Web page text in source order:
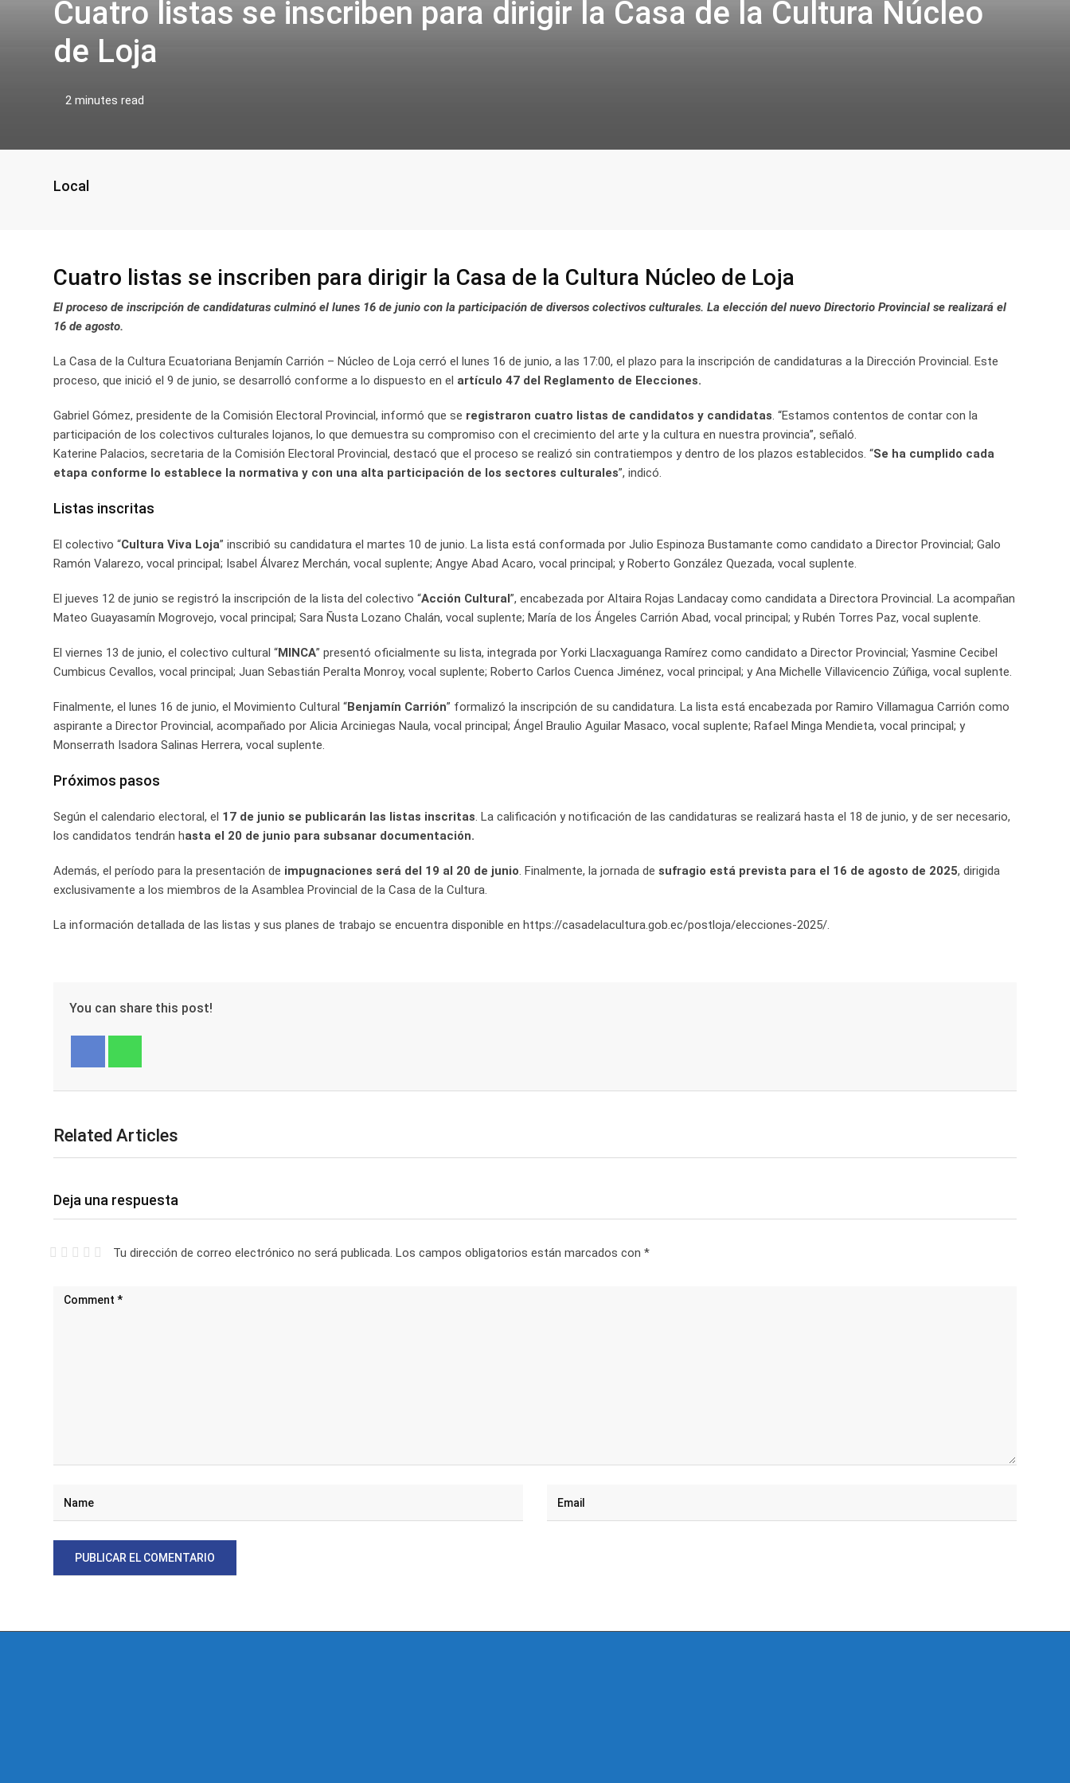
Cuatro listas se inscriben para dirigir la Casa de la Cultura Núcleo
de Loja
2 minutes read
Local
Cuatro listas se inscriben para dirigir la Casa de la Cultura Núcleo de Loja
El proceso de inscripción de candidaturas culminó el lunes 16 de junio con la participación de diversos colectivos culturales. La elección del nuevo Directorio Provincial se realizará el
16 de agosto.
La Casa de la Cultura Ecuatoriana Benjamín Carrión – Núcleo de Loja cerró el lunes 16 de junio, a las 17:00, el plazo para la inscripción de candidaturas a la Dirección Provincial. Este
proceso, que inició el 9 de junio, se desarrolló conforme a lo dispuesto en el artículo 47 del Reglamento de Elecciones.
Gabriel Gómez, presidente de la Comisión Electoral Provincial, informó que se registraron cuatro listas de candidatos y candidatas. “Estamos contentos de contar con la
participación de los colectivos culturales lojanos, lo que demuestra su compromiso con el crecimiento del arte y la cultura en nuestra provincia”, señaló.
Katerine Palacios, secretaria de la Comisión Electoral Provincial, destacó que el proceso se realizó sin contratiempos y dentro de los plazos establecidos. “Se ha cumplido cada
etapa conforme lo establece la normativa y con una alta participación de los sectores culturales”, indicó.
Listas inscritas
El colectivo “Cultura Viva Loja” inscribió su candidatura el martes 10 de junio. La lista está conformada por Julio Espinoza Bustamante como candidato a Director Provincial; Galo
Ramón Valarezo, vocal principal; Isabel Álvarez Merchán, vocal suplente; Angye Abad Acaro, vocal principal; y Roberto González Quezada, vocal suplente.
El jueves 12 de junio se registró la inscripción de la lista del colectivo “Acción Cultural”, encabezada por Altaira Rojas Landacay como candidata a Directora Provincial. La acompañan
Mateo Guayasamín Mogrovejo, vocal principal; Sara Ñusta Lozano Chalán, vocal suplente; María de los Ángeles Carrión Abad, vocal principal; y Rubén Torres Paz, vocal suplente.
El viernes 13 de junio, el colectivo cultural “MINCA” presentó oficialmente su lista, integrada por Yorki Llacxaguanga Ramírez como candidato a Director Provincial; Yasmine Cecibel
Cumbicus Cevallos, vocal principal; Juan Sebastián Peralta Monroy, vocal suplente; Roberto Carlos Cuenca Jiménez, vocal principal; y Ana Michelle Villavicencio Zúñiga, vocal suplente.
Finalmente, el lunes 16 de junio, el Movimiento Cultural “Benjamín Carrión” formalizó la inscripción de su candidatura. La lista está encabezada por Ramiro Villamagua Carrión como
aspirante a Director Provincial, acompañado por Alicia Arciniegas Naula, vocal principal; Ángel Braulio Aguilar Masaco, vocal suplente; Rafael Minga Mendieta, vocal principal; y
Monserrath Isadora Salinas Herrera, vocal suplente.
Próximos pasos
Según el calendario electoral, el 17 de junio se publicarán las listas inscritas. La calificación y notificación de las candidaturas se realizará hasta el 18 de junio, y de ser necesario,
los candidatos tendrán hasta el 20 de junio para subsanar documentación.
Además, el período para la presentación de impugnaciones será del 19 al 20 de junio. Finalmente, la jornada de sufragio está prevista para el 16 de agosto de 2025, dirigida
exclusivamente a los miembros de la Asamblea Provincial de la Casa de la Cultura.
La información detallada de las listas y sus planes de trabajo se encuentra disponible en https://casadelacultura.gob.ec/postloja/elecciones-2025/.
You can share this post!
Related Articles
Deja una respuesta
Tu dirección de correo electrónico no será publicada. Los campos obligatorios están marcados con *